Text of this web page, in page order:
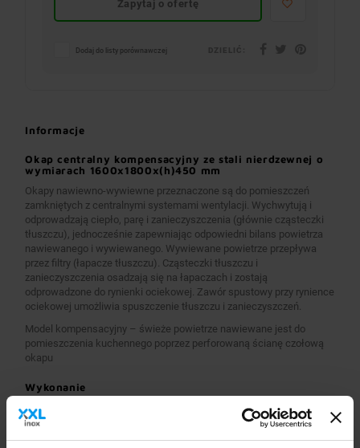
Zapytaj o ofertę
Dodaj do listy porównawczej
Informacje
Okap centralny kompensacyjny ze stali nierdzewnej o
wymiarach 1600x1800x(h)450 mm
Okapy nawiewno-wywiewne przeznaczone są do pomieszczeń
zamkniętych z centralnymi systemami wentylacji. Wychwytują i
odprowadzają ciepło, parę i zanieczyszczenia (głównie cząsteczki
tłuszczu), jednocześnie zapewniając odpowiedni bilans powietrza
nawiewanego i wywiewanego. Wywiewane powietrze przepływa
przez filtry (łapacze tłuszczu). Cząsteczki tłuszczu i
zanieczyszczenia osadzają się na łapaczach i zostają
odprowadzone do rynienki ociekowej. Zawór spustowy przy rynience
ociekowej umożliwia spuszczenie tłuszczu i zanieczyszczeń.
Model kompensacyjny – świeże powietrze nawiewane jest do
pomieszczenia kuchennego poprzez perforowaną ścianę czołową
okapu
Wykonanie
Okapy wykonane są z wysokogatunkowej stali nierdzewnej.